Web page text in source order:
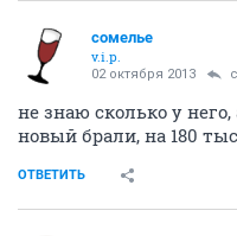
сомелье
v.i.p.
02 октября 2013
не знаю сколько у него,
новый брали, на 180
ОТВЕТИТЬ